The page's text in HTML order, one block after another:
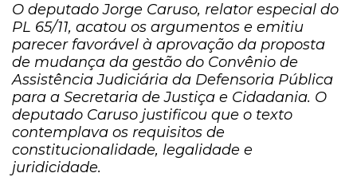
O deputado Jorge Caruso, relator especial do
PL 65/11, acatou os argumentos e emitiu
parecer favorável à aprovação da proposta
de mudança da gestão do Convênio de
Assistência Judiciária da Defensoria Pública
para a Secretaria de Justiça e Cidadania. O
deputado Caruso justificou que o texto
contemplava os requisitos de
constitucionalidade, legalidade e
juridicidade.